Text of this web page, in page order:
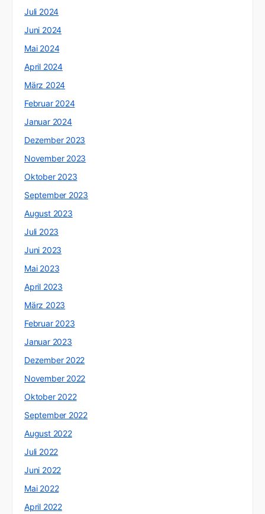
Juli 2024
Juni 2024
Mai 2024
April 2024
März 2024
Februar 2024
Januar 2024
Dezember 2023
November 2023
Oktober 2023
September 2023
August 2023
Juli 2023
Juni 2023
Mai 2023
April 2023
März 2023
Februar 2023
Januar 2023
Dezember 2022
November 2022
Oktober 2022
September 2022
August 2022
Juli 2022
Juni 2022
Mai 2022
April 2022